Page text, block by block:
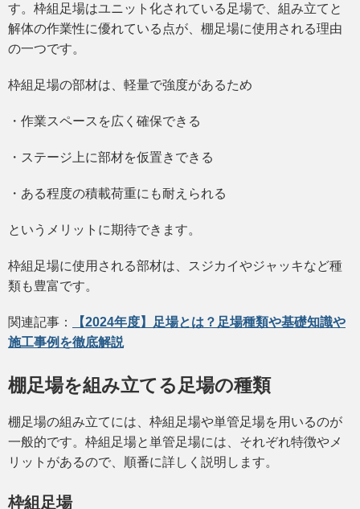
す。枠組足場はユニット化されている足場で、組み立てと
解体の作業性に優れている点が、棚足場に使用される理由
の一つです。
枠組足場の部材は、軽量で強度があるため
・作業スペースを広く確保できる
・ステージ上に部材を仮置きできる
・ある程度の積載荷重にも耐えられる
というメリットに期待できます。
枠組足場に使用される部材は、スジカイやジャッキなど種
類も豊富です。
関連記事：
【2024年度】足場とは？足場種類や基礎知識や
施工事例を徹底解説
棚足場を組み立てる足場の種類
棚足場の組み立てには、枠組足場や単管足場を用いるのが
一般的です。枠組足場と単管足場には、それぞれ特徴やメ
リットがあるので、順番に詳しく説明します。
枠組足場